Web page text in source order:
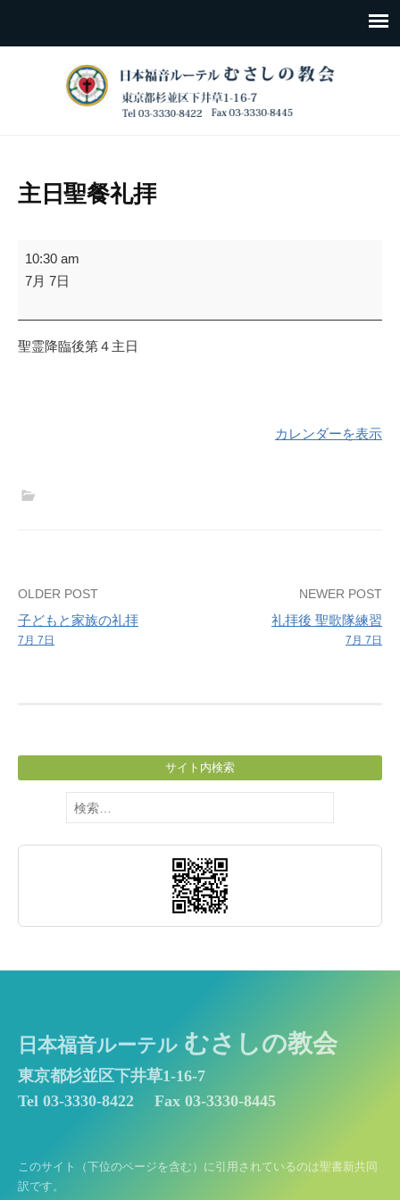
主日聖餐礼拝
主
日
餐
礼
10:30 am
7月 7日
聖霊降臨後第４主日
カレンダーを表示
Post
navigation
OLDER POST
子どもと家族の礼拝
7月 7日
NEWER POST
礼拝後 聖歌隊練習
7月 7日
サイト内検索
検
索:
日本福音ルーテル むさしの教会
東京都杉並区下井草1-16-7
Tel 03-3330-8422
Fax 03-3330-8445
このサイト（下位のページを含む）に引用されているのは聖書新共同
訳です。